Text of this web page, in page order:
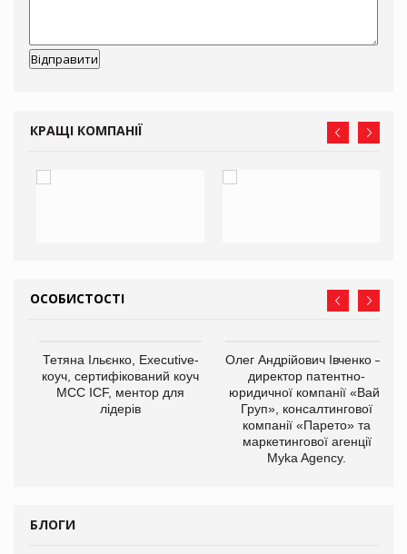
КРАЩІ КОМПАНІЇ
ОСОБИСТОСТІ
Тетяна Ільєнко, Executive-
коуч, сертифікований коуч
МСС ICF, ментор для
лідерів
Олег Андрійович Івченко —
директор патентно-
юридичної компанії «Вайз
Груп», консалтингової
компанії «Парето» та
маркетингової агенції
Myka Agency.
БЛОГИ